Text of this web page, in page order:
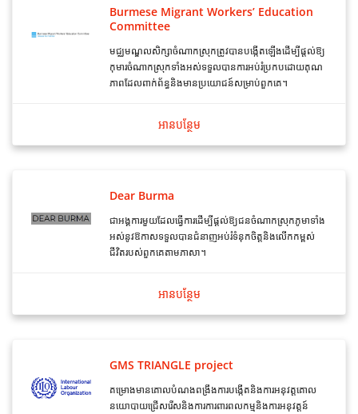
Burmese Migrant Workers’ Education
Committee
មជ្ឈមណ្ឌលសិក្សាចំណាកស្រុកត្រូវបានបង្កើតឡើងដើម្បីផ្តល់ឱ្យ
កុមារចំណាកស្រុកទាំងអស់ទទួលបានការអប់រំប្រកបដោយគុណ
ភាពដែលពាក់ព័ន្ធនិងមានប្រយោជន៍សម្រាប់ពួកគេ។
អាន​បន្ថែម
Dear Burma
ជាអង្គការមួយដែលធ្វើការដើម្បីផ្តល់ឱ្យជនចំណាកស្រុកភូមាទាំង
អស់នូវឱកាសទទួលបានជំនាញអប់រំទំនុកចិត្តនិងលើកកម្ពស់
ជីវិតរបស់ពួកគេតាមភាសា។
អាន​បន្ថែម
GMS TRIANGLE project
គម្រោងមានគោលបំណងពង្រឹងការបង្កើតនិងការអនុវត្តគោល
នយោបាយជ្រើសរើសនិងការការពារពលកម្មនិងការអនុវត្តន៍